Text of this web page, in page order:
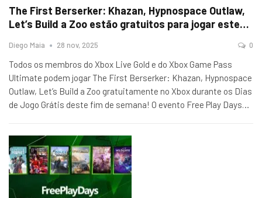
The First Berserker: Khazan, Hypnospace Outlaw,
Let’s Build a Zoo estão gratuitos para jogar este…
Diego Maia 28 nov, 2025 0
Todos os membros do Xbox Live Gold e do Xbox Game Pass
Ultimate podem jogar The First Berserker: Khazan, Hypnospace
Outlaw, Let’s Build a Zoo gratuitamente no Xbox durante os Dias
de Jogo Grátis deste fim de semana! O evento Free Play Days…